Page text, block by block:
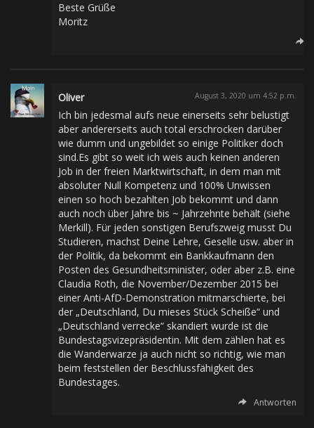
Beste Grüße
Moritz
Oliver August 3, 2020 um 4:52 p.m.
Ich bin jedesmal aufs neue einerseits sehr belustigt
aber andererseits auch total erschrocken darüber
wie dumm und ungebildet so einige Politiker doch
sind.Es gibt so weit ich weis auch keinen anderen
Job in der freien Marktwirtschaft, in dem man mit
absoluter Null Kompetenz und 100% Unwissen
einen so hoch bezahlten Job bekommt und dann
auch noch über Jahre bis ~ Jahrzehnte behält (siehe
Merkill). Für jeden sonstigen Berufszweig musst Du
Studieren, machst Deine Lehre, Geselle usw. aber in
der Politik, da bekommt ein Bankkaufmann den
Posten des Gesundheitsminister, oder aber z.B. eine
Claudia Roth, die November/Dezember 2015 bei
einer Anti-AfD-Demonstration mitmarschierte, bei
der „Deutschland, Du mieses Stück Scheiße“ und
„Deutschland verrecke“ skandiert wurde ist die
Bundestagsvizepräsidentin. Mit dem zählen hat es
die Wanderwarze ja auch nicht so richtig, wie man
beim feststellen der Beschlussfähigkeit des
Bundestages.
Antworten